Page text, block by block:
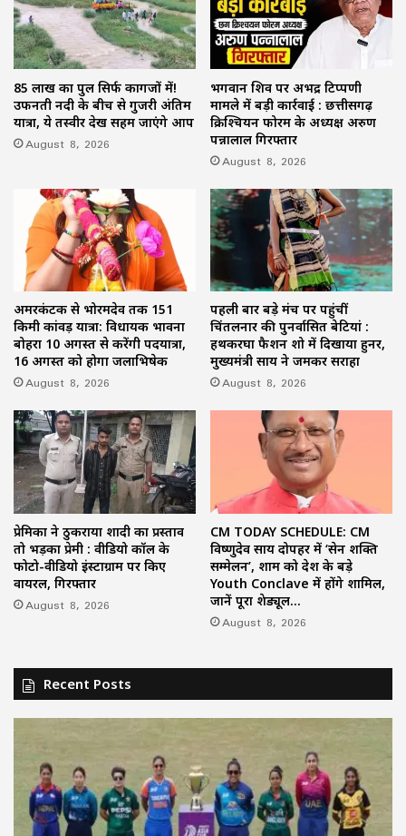
85 लाख का पुल सिर्फ कागजों में!
उफनती नदी के बीच से गुजरी अंतिम
यात्रा, ये तस्वीर देख सहम जाएंगे आप
August 8, 2026
भगवान शिव पर अभद्र टिप्पणी
मामले में बड़ी कार्रवाई : छत्तीसगढ़
क्रिश्चियन फोरम के अध्यक्ष अरुण
पन्नालाल गिरफ्तार
August 8, 2026
अमरकंटक से भोरमदेव तक 151
किमी कांवड़ यात्रा: विधायक भावना
बोहरा 10 अगस्त से करेंगी पदयात्रा,
16 अगस्त को होगा जलाभिषेक
August 8, 2026
पहली बार बड़े मंच पर पहुंचीं
चिंतलनार की पुनर्वासित बेटियां :
हथकरघा फैशन शो में दिखाया हुनर,
मुख्यमंत्री साय ने जमकर सराहा
August 8, 2026
प्रेमिका ने ठुकराया शादी का प्रस्ताव
तो भड़का प्रेमी : वीडियो कॉल के
फोटो-वीडियो इंस्टाग्राम पर किए
वायरल, गिरफ्तार
August 8, 2026
CM TODAY SCHEDULE: CM
विष्णुदेव साय दोपहर में ‘सेन शक्ति
सम्मेलन’, शाम को देश के बड़े
Youth Conclave में होंगे शामिल,
जानें पूरा शेड्यूल…
August 8, 2026
Recent Posts